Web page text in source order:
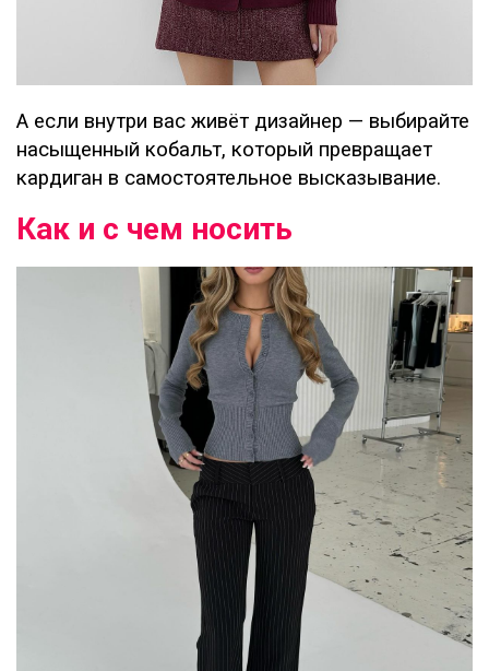
А если внутри вас живёт дизайнер — выбирайте
насыщенный кобальт, который превращает
кардиган в самостоятельное высказывание.
Как и с чем носить